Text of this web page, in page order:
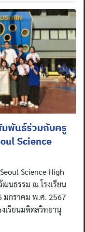
มพันธ์ร่วมกับครู
Science
Science High
นธรรม ณ โรงเรียน
มกราคม พ.ศ. 2567
เรียนมหิดลวิทยานุ